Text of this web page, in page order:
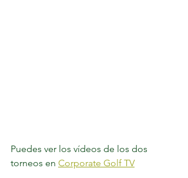
Puedes ver los vídeos de los dos
torneos en Corporate Golf TV